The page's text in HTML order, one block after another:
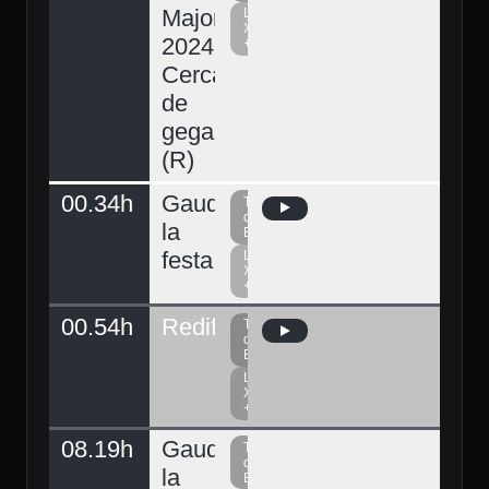
Major
2024.
Cercavila
de
gegants
(R)
La
Xarxa
+
00.34h
Gaudeix
la
festa
Televisió
del
Berguedà
La
Xarxa
+
00.54h RedifusióTelevisió
del
Berguedà
La
Xarxa
+
08.19h
Gaudeix
la
Televisió
del
Berguedà